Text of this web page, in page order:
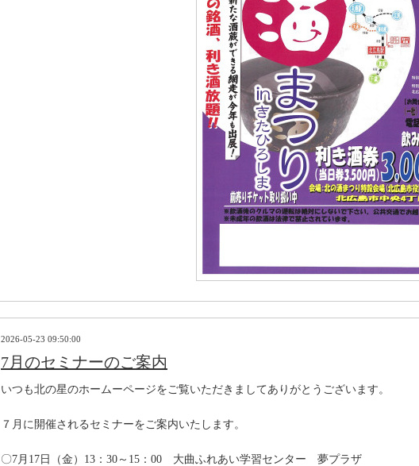
2026-05-23 09:50:00
7月のセミナーのご案内
いつも北の星のホームーページをご覧いただきましてありがとうございます。
７月に開催されるセミナーをご案内いたします。
〇7月17日（金）13：30～15：00 大曲ふれあい学習センター 夢プラザ